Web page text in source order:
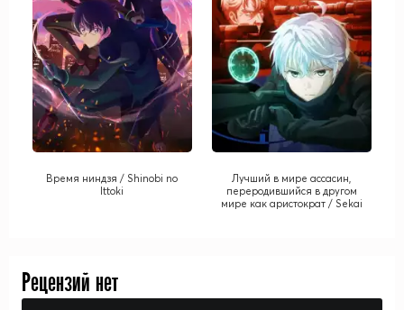
Время ниндзя / Shinobi no
Ittoki
Лучший в мире ассасин,
переродившийся в другом
мире как аристократ / Sekai
Рецензий нет